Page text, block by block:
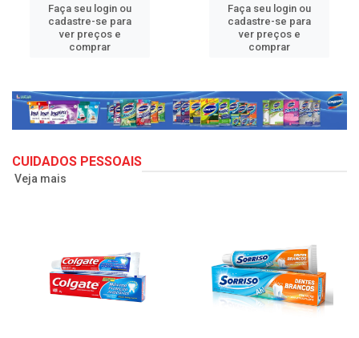
Faça seu login ou
cadastre-se para
ver preços e
comprar
Faça seu login ou
cadastre-se para
ver preços e
comprar
CUIDADOS PESSOAIS
Veja mais